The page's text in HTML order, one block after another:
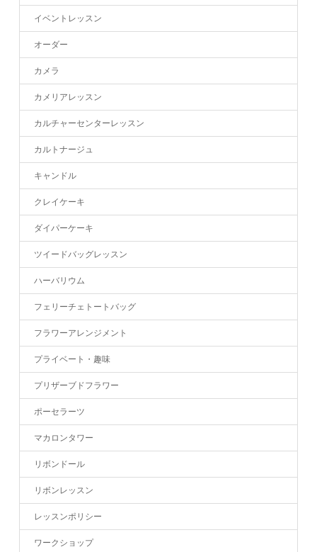
イベントレッスン
オーダー
カメラ
カメリアレッスン
カルチャーセンターレッスン
カルトナージュ
キャンドル
クレイケーキ
ダイパーケーキ
ツイードバッグレッスン
ハーバリウム
フェリーチェトートバッグ
フラワーアレンジメント
プライベート・趣味
プリザーブドフラワー
ポーセラーツ
マカロンタワー
リボンドール
リボンレッスン
レッスンポリシー
ワークショップ